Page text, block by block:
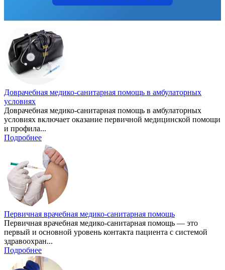
Доврачебная медико-санитарная помощь в амбулаторных
условиях
Доврачебная медико-санитарная помощь в амбулаторных
условиях включает оказание первичной медицинской помощи
и профила...
Подробнее
Первичная врачебная медико-санитарная помощь
Первичная врачебная медико-санитарная помощь — это
первый и основной уровень контакта пациента с системой
здравоохран...
Подробнее